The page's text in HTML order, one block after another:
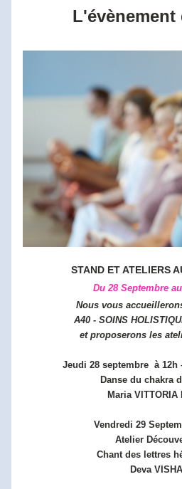
STAND ET ATELIERS
Du 28 Septembre
Nous vous
A40 - SOINS
et proposerons les
Jeudi 28 septembre  à 12h
Danse du chakra
Maria VITTORIA
Vendredi 29
Atelier
Chant des lettres
Deva